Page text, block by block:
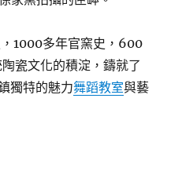
1000多年官窯史，600
瓷文化的積淀，鑄就了
獨特的魅力舞蹈教室與藝